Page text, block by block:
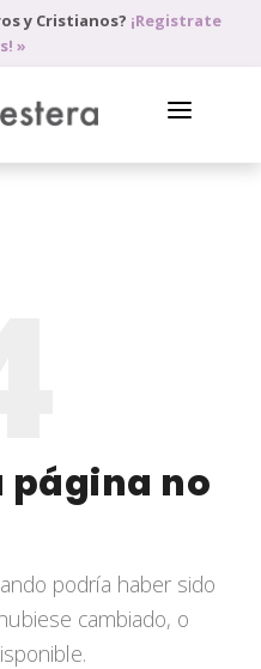
y Cristianos? ¡Registrate
»
página no
podría haber sido
cambiado, o